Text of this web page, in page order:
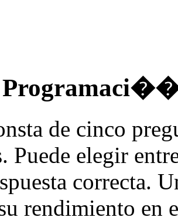
de cinco
Puede elegir
correcta.
rendimiento en